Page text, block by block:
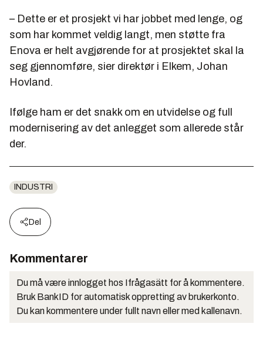
– Dette er et prosjekt vi har jobbet med lenge, og
som har kommet veldig langt, men støtte fra
Enova er helt avgjørende for at prosjektet skal la
seg gjennomføre, sier direktør i Elkem, Johan
Hovland.
Ifølge ham er det snakk om en utvidelse og full
modernisering av det anlegget som allerede står
der.
INDUSTRI
Del
Kommentarer
Du må være innlogget hos Ifrågasätt for å kommentere.
Bruk BankID for automatisk oppretting av brukerkonto.
Du kan kommentere under fullt navn eller med kallenavn.